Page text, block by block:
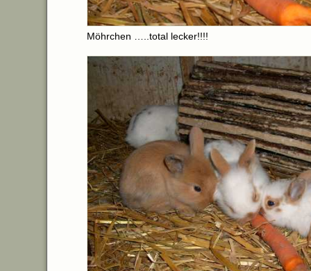
Möhrchen …..total lecker!!!!